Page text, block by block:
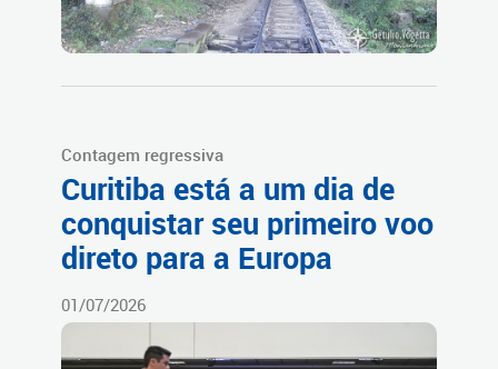
Contagem regressiva
Curitiba está a um dia de
conquistar seu primeiro voo
direto para a Europa
01/07/2026